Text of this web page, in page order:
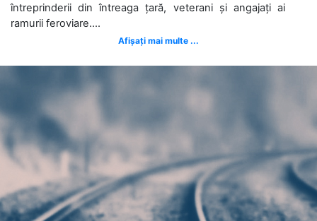
întreprinderii din întreaga țară, veterani și angajați ai
ramurii feroviare....
Afișați mai multe ...